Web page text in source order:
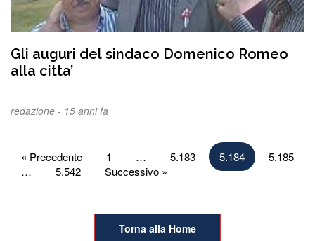
Gli auguri del sindaco Domenico Romeo
alla citta’
redazione - 15 anni fa
Paginazione
degli
« Precedente 1 … 5.183 5.184
5.185
…
5.542 Successivo »
Torna alla Home